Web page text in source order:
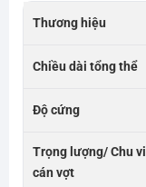
Thương hiệu
Chiều dài tổng thể
Độ cứng
Trọng lượng/ Chu vi
cán vợt